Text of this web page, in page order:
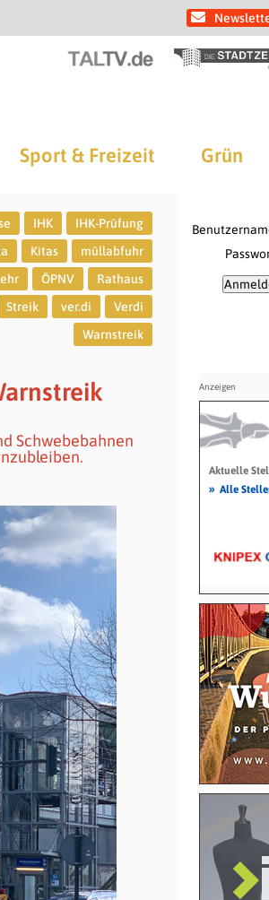
Sport & Freizeit Grün
IHK
IHK-Prüfung
Kitas
müllabfuhr
ÖPNV
Rathaus
Streik ver.di
Verdi
Warnstreik
Schwebebahnen
Aktuelle
» Alle